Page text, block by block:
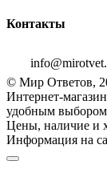
Контакты
© Мир Ответов,
Интернет-
удобным выбором
Цены, наличие и
Информация на